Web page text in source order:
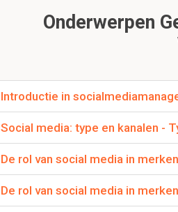
Wat is een digitale
De informatie die
Waarvoor
1. Sociale interactie
Onderwerpen
Introductie in
Social media: type en kanalen -
De rol van social media in
De rol van social media in